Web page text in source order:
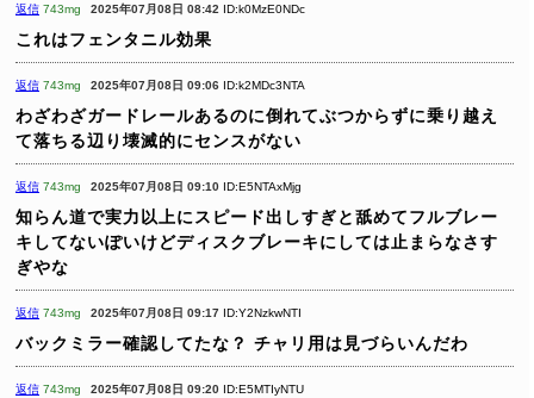
返信 743mg 2025年07月08日 08:42 ID:k0MzE0NDc
これはフェンタニル効果
返信 743mg 2025年07月08日 09:06 ID:k2MDc3NTA
わざわざガードレールあるのに倒れてぶつからずに乗り越え
て落ちる辺り壊滅的にセンスがない
返信 743mg 2025年07月08日 09:10 ID:E5NTAxMjg
知らん道で実力以上にスピード出しすぎと舐めてフルブレー
キしてないぽいけどディスクブレーキにしては止まらなさす
ぎやな
返信 743mg 2025年07月08日 09:17 ID:Y2NzkwNTI
バックミラー確認してたな？ チャリ用は見づらいんだわ
返信 743mg 2025年07月08日 09:20 ID:E5MTIyNTU